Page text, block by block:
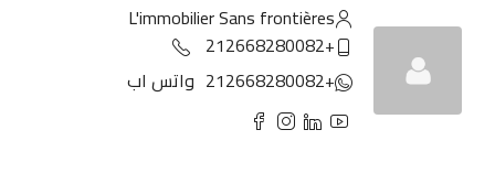
L'immobilier Sans frontières
+212668280082
+212668280082
واتس اب